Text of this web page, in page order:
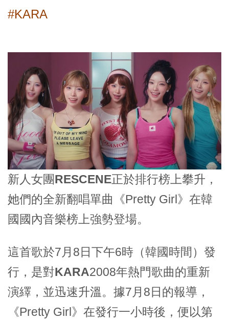
#KARA
新人女團RESCENE正於排行榜上攀升，
她們的全新翻唱單曲《Pretty Girl》在韓
國國內音樂榜上強勢登場。
這首歌於7月8日下午6時（韓國時間）發
行，是對KARA2008年熱門歌曲的重新
演繹，並迅速升溫。據7月8日的報導，
《Pretty Girl》在發行一小時後，便以第